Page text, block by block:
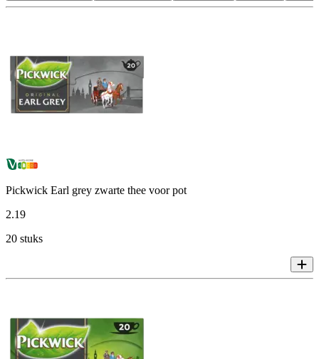
Pickwick Earl grey zwarte thee voor pot
2.19
20 stuks